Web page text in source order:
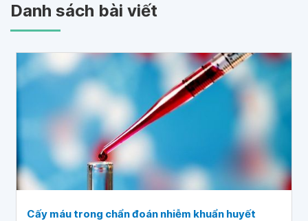
Danh sách bài viết
Cấy máu trong chẩn đoán nhiễm khuẩn huyết